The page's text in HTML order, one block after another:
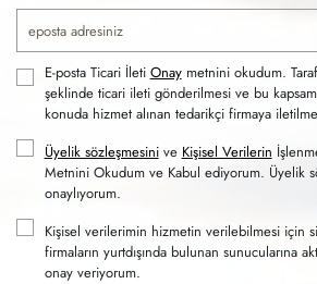
E-posta Ticari İleti Onaymetnini okudum.
şeklinde ticari ileti gönderilmesi ve bu
konuda hizmet alınan tedarikçi firmaya
Üyelik sözleşmesinive Kişisel Verilerin
Metnini Okudum ve Kabul ediyorum. Üyelik
onaylıyorum.
Kişisel verilerimin hizmetin verilebilmesi için
firmaların yurtdışında bulunan sunucularına
onay veriyorum.